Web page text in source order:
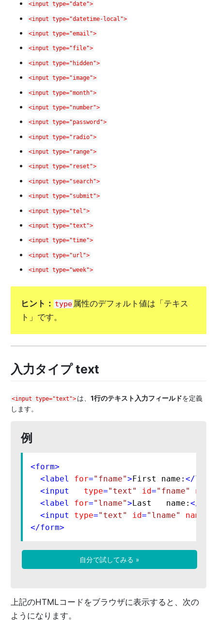
<input type="date">
<input type="datetime-local">
<input type="email">
<input type="file">
<input type="hidden">
<input type="image">
<input type="month">
<input type="number">
<input type="password">
<input type="radio">
<input type="range">
<input type="reset">
<input type="search">
<input type="submit">
<input type="tel">
<input type="text">
<input type="time">
<input type="url">
<input type="week">
ヒント： type 属性のデフォルト値は「テキス
ト」です。
入力タイプ text
<input type="text"> は、1行のテキスト入力フィールドを定義
します。
例
<form>
<label for="fname"> First name:</
<input type="text" id="fname" name
<label for="lname"> Last   name:</
<input type="text" id="lname" name
</form>
自分で試してみる »
上記のHTMLコードをブラウザに表示すると、次の
ようになります。